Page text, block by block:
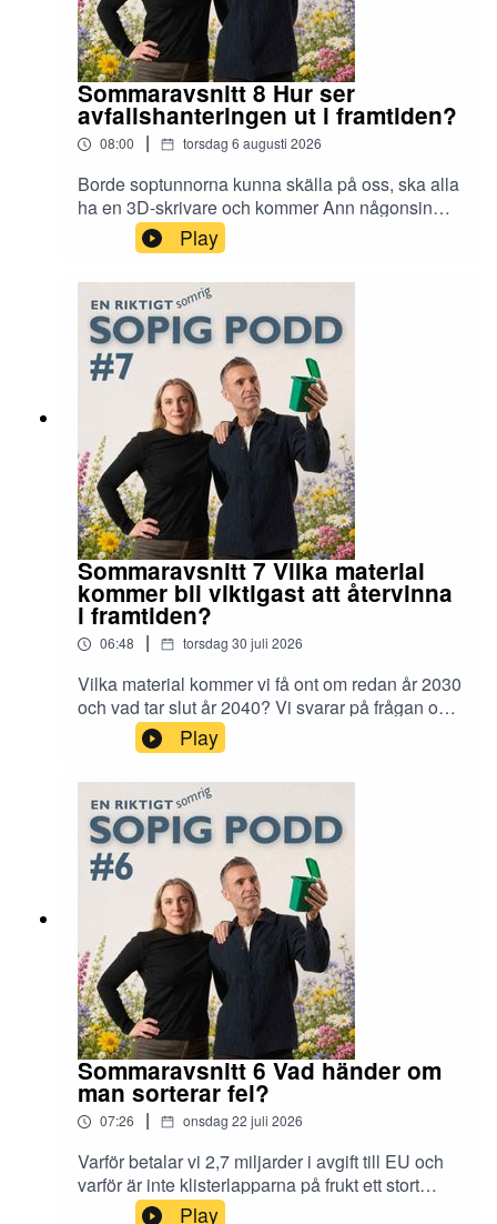
Sommaravsnitt 8 Hur ser
avfallshanteringen ut i framtiden?
08:00 | torsdag 6 augusti 2026
Borde soptunnorna kunna skälla på oss, ska alla
ha en 3D-skrivare och kommer Ann någonsin
kunna tänka nytt? Vi svarar på frågan om hur
avfallshanteringen ser ut i framtiden! En riktigt
sopig podd produceras av Sysav med
miljöpedagogerna Ann Nerlund och Rustan
Nilsson.
Play
Sommaravsnitt 7 Vilka material
kommer bli viktigast att återvinna
i framtiden?
06:48 | torsdag 30 juli 2026
Vilka material kommer vi få ont om redan år 2030
och vad tar slut år 2040? Vi svarar på frågan om
vilka material som kommer bli viktigast att
återvinna i framtiden!En riktigt sopig podd
produceras av Sysav med miljöpedagogerna
Ann Nerlund och Rustan Nilsson.
Play
Sommaravsnitt 6 Vad händer om
man sorterar fel?
07:26 | onsdag 22 juli 2026
Varför betalar vi 2,7 miljarder i avgift till EU och
varför är inte klisterlapparna på frukt ett stort
problem? Vi svarar på vad som händer när man
Play